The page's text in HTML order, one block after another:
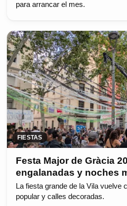
para arrancar el mes.
FIESTAS
Festa Major de Gràcia
engalanadas y noches
La fiesta grande de la Vila vuelve
popular y calles decoradas.